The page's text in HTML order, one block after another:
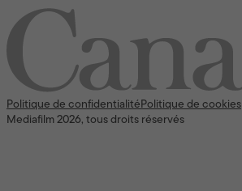
Politique de confidentialité Politique de cookies
Mediafilm 2026, tous droits réservés